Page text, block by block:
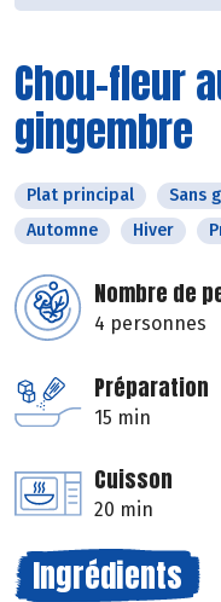
Chou-fleur
gingembre
Plat principal Sans
Automne
Hiver
Nombre de
4 personnes
Préparation
15 min
Cuisson
20 min
Ingrédients